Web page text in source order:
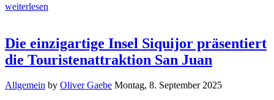
weiterlesen
Die einzigartige Insel Siquijor präsentiert
die Touristenattraktion San Juan
Allgemein by Oliver Gaebe Montag, 8. September 2025